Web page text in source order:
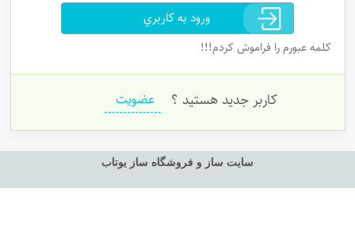
ورود به کاربري
کلمه عبورم را فراموش کردم!!!
کاربر جديد هستيد ؟ عضويت
سایت ساز و فروشگاه ساز یوتاب